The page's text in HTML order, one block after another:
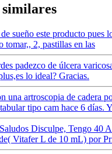
sueño este producto pues
tomar,, 2, pastillas en las
padezco de úlcera
lo ideal? Gracias.
una artroscopia de cadera
tipo cam hace 6 días.
Disculpe, Tengo 40
Vitafer L de 10 mL) por